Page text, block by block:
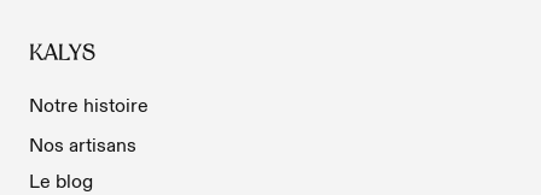
KALYS
Notre histoire
Nos artisans
Le blog